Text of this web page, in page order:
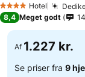
4 StjernerHotel
8,4 Meget godt
Af 1.227 kr.
Se priser fra 9